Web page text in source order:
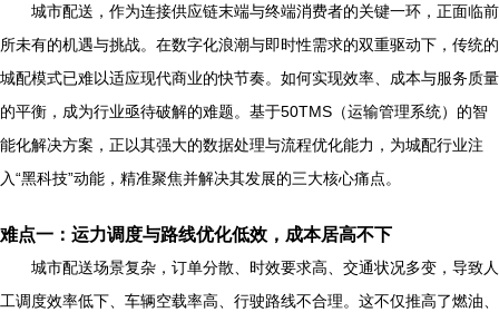
城市配送，作为连接供应链末端与终端消费者的关键一环，正面临前
所未有的机遇与挑战。在数字化浪潮与即时性需求的双重驱动下，传统的
城配模式已难以适应现代商业的快节奏。如何实现效率、成本与服务质量
的平衡，成为行业亟待破解的难题。基于50TMS（运输管理系统）的智
能化解决方案，正以其强大的数据处理与流程优化能力，为城配行业注
入“黑科技”动能，精准聚焦并解决其发展的三大核心痛点。
难点一：运力调度与路线优化低效，成本居高不下
城市配送场景复杂，订单分散、时效要求高、交通状况多变，导致人
工调度效率低下、车辆空载率高、行驶路线不合理。这不仅推高了燃油、